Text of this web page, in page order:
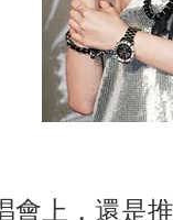
會上，還是